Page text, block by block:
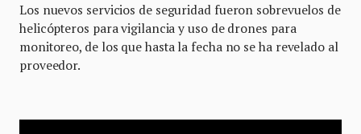
Los nuevos servicios de seguridad fueron sobrevuelos de
helicópteros para vigilancia y uso de drones para
monitoreo, de los que hasta la fecha no se ha revelado al
proveedor.